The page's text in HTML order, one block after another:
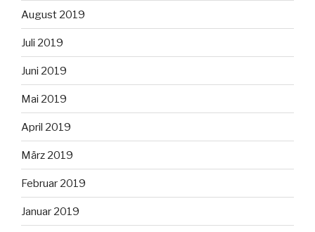
August 2019
Juli 2019
Juni 2019
Mai 2019
April 2019
März 2019
Februar 2019
Januar 2019